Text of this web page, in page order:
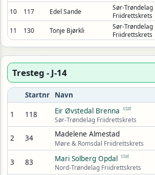
10
117 Edel Sande
Sør-Trøndelag
Friidrettskrets
11 130 Tonje Bjørkli
Sør-Trøndelag
Friidrettskrets
Tresteg - J-14
Startnr Navn
1 118 Eir Øvstedal Brenna stat
Sør-Trøndelag Friidrettskrets
2 34 Madelene Almestad
Møre & Romsdal Friidrettskrets
3 83 Mari Solberg Opdal stat
Nord-Trøndelag Friidrettskrets